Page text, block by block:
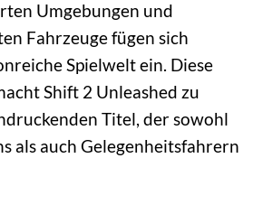
Umgebungen und
Fahrzeuge fügen sich
Spielwelt ein. Diese
Shift 2 Unleashed zu
Titel, der sowohl
als auch Gelegenheitsfahrern